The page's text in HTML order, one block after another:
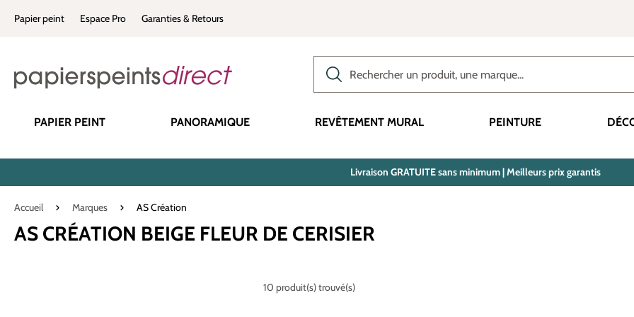
Passer à la navigation principale
Papier peint Espace Pro Garanties & Retours
PAPIER PEINT PANORAMIQUE REVÊTEMENT MURAL PEINTURE
Livraison GRATUITE sans minimum | Meilleurs prix garantis
Accueil Marques AS Création
AS CRÉATION BEIGE FLEUR DE CERISIER
10 produit(s) trouvé(s)